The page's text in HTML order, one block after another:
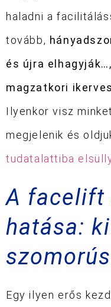
haladni a
tovább,
és újra
magzatkori
Ilyenkor visz
megjelenik és
tudatalattiba
A facelift
hatása:
Egy ilyen erős